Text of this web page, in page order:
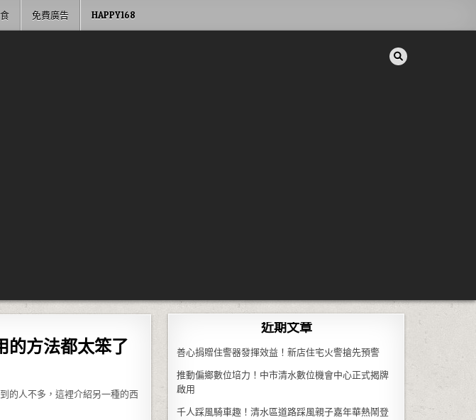
免費廣告 HAPPY168
方法都太笨了
的人不多，這裡介紹另一種的西
近期文章
善心捐贈住警器發揮效益！新店住宅火警搶先預警
推動偏鄉數位培力！中市清水數位機會中心正式揭牌
啟用
千人踩風騎車趣！清水區道路踩風親子嘉年華熱鬧登